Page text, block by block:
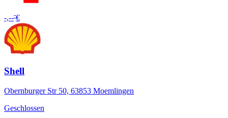
-,---€
Shell
Obernburger Str 50, 63853 Moemlingen
Geschlossen